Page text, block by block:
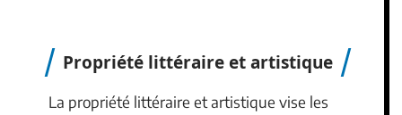
Propriété littéraire et artistique
La propriété littéraire et artistique vise les